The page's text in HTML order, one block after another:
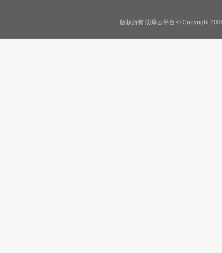
版权所有 防爆云平台 © Copyright